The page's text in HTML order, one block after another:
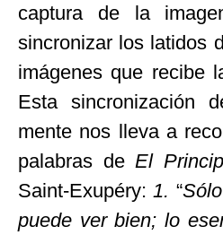
captura de la
sincronizar los latidos
imágenes que recibe
Esta sincronización
mente nos lleva a
palabras de El
Saint-Exupéry:1. “
puede ver bien; lo